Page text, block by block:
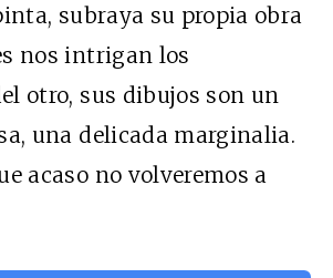
subraya su propia obra
nos intrigan los
otro, sus dibujos son un
una delicada marginalia.
acaso no volveremos a